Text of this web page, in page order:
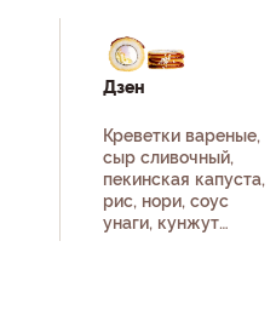
Дзен
Креветки вареные,
сыр сливочный,
пекинская капуста,
рис, нори, соус
унаги, кунжут